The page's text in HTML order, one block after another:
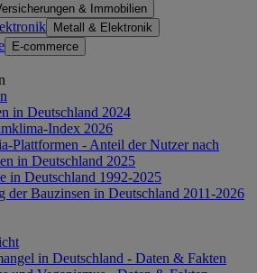
& Immobilien
Metall & Elektronik
E-commerce
in Deutschland 2024
Index 2026
Plattformen - Anteil der Nutzer nach
in Deutschland 2025
in Deutschland 1992-2025
der Bauzinsen in Deutschland 2011-2026
in Deutschland - Daten & Fakten